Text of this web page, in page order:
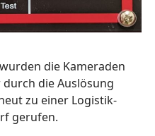
die Kameraden
die Auslösung
zu einer Logistik-
gerufen.